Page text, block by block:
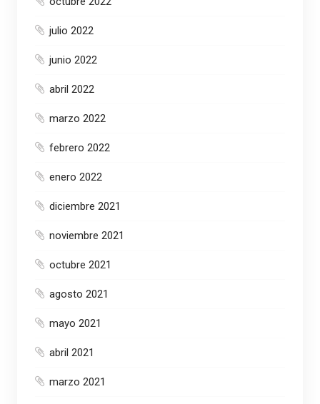
julio 2022
junio 2022
abril 2022
marzo 2022
febrero 2022
enero 2022
diciembre 2021
noviembre 2021
octubre 2021
agosto 2021
mayo 2021
abril 2021
marzo 2021